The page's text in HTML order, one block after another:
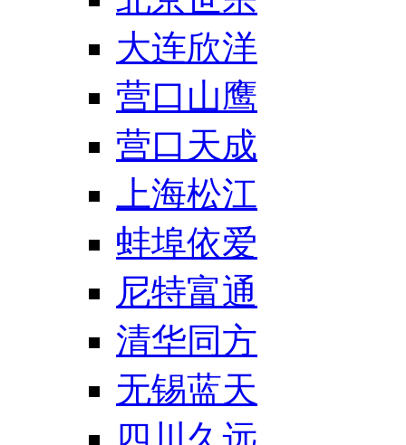
大连欣洋
营口山鹰
营口天成
上海松江
蚌埠依爱
尼特富通
清华同方
无锡蓝天